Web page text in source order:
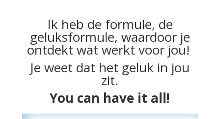
Ik heb de formule, de
geluksformule, waardoor je
ontdekt wat werkt voor jou!
Je weet dat het geluk in jou
zit.
You can have it all!